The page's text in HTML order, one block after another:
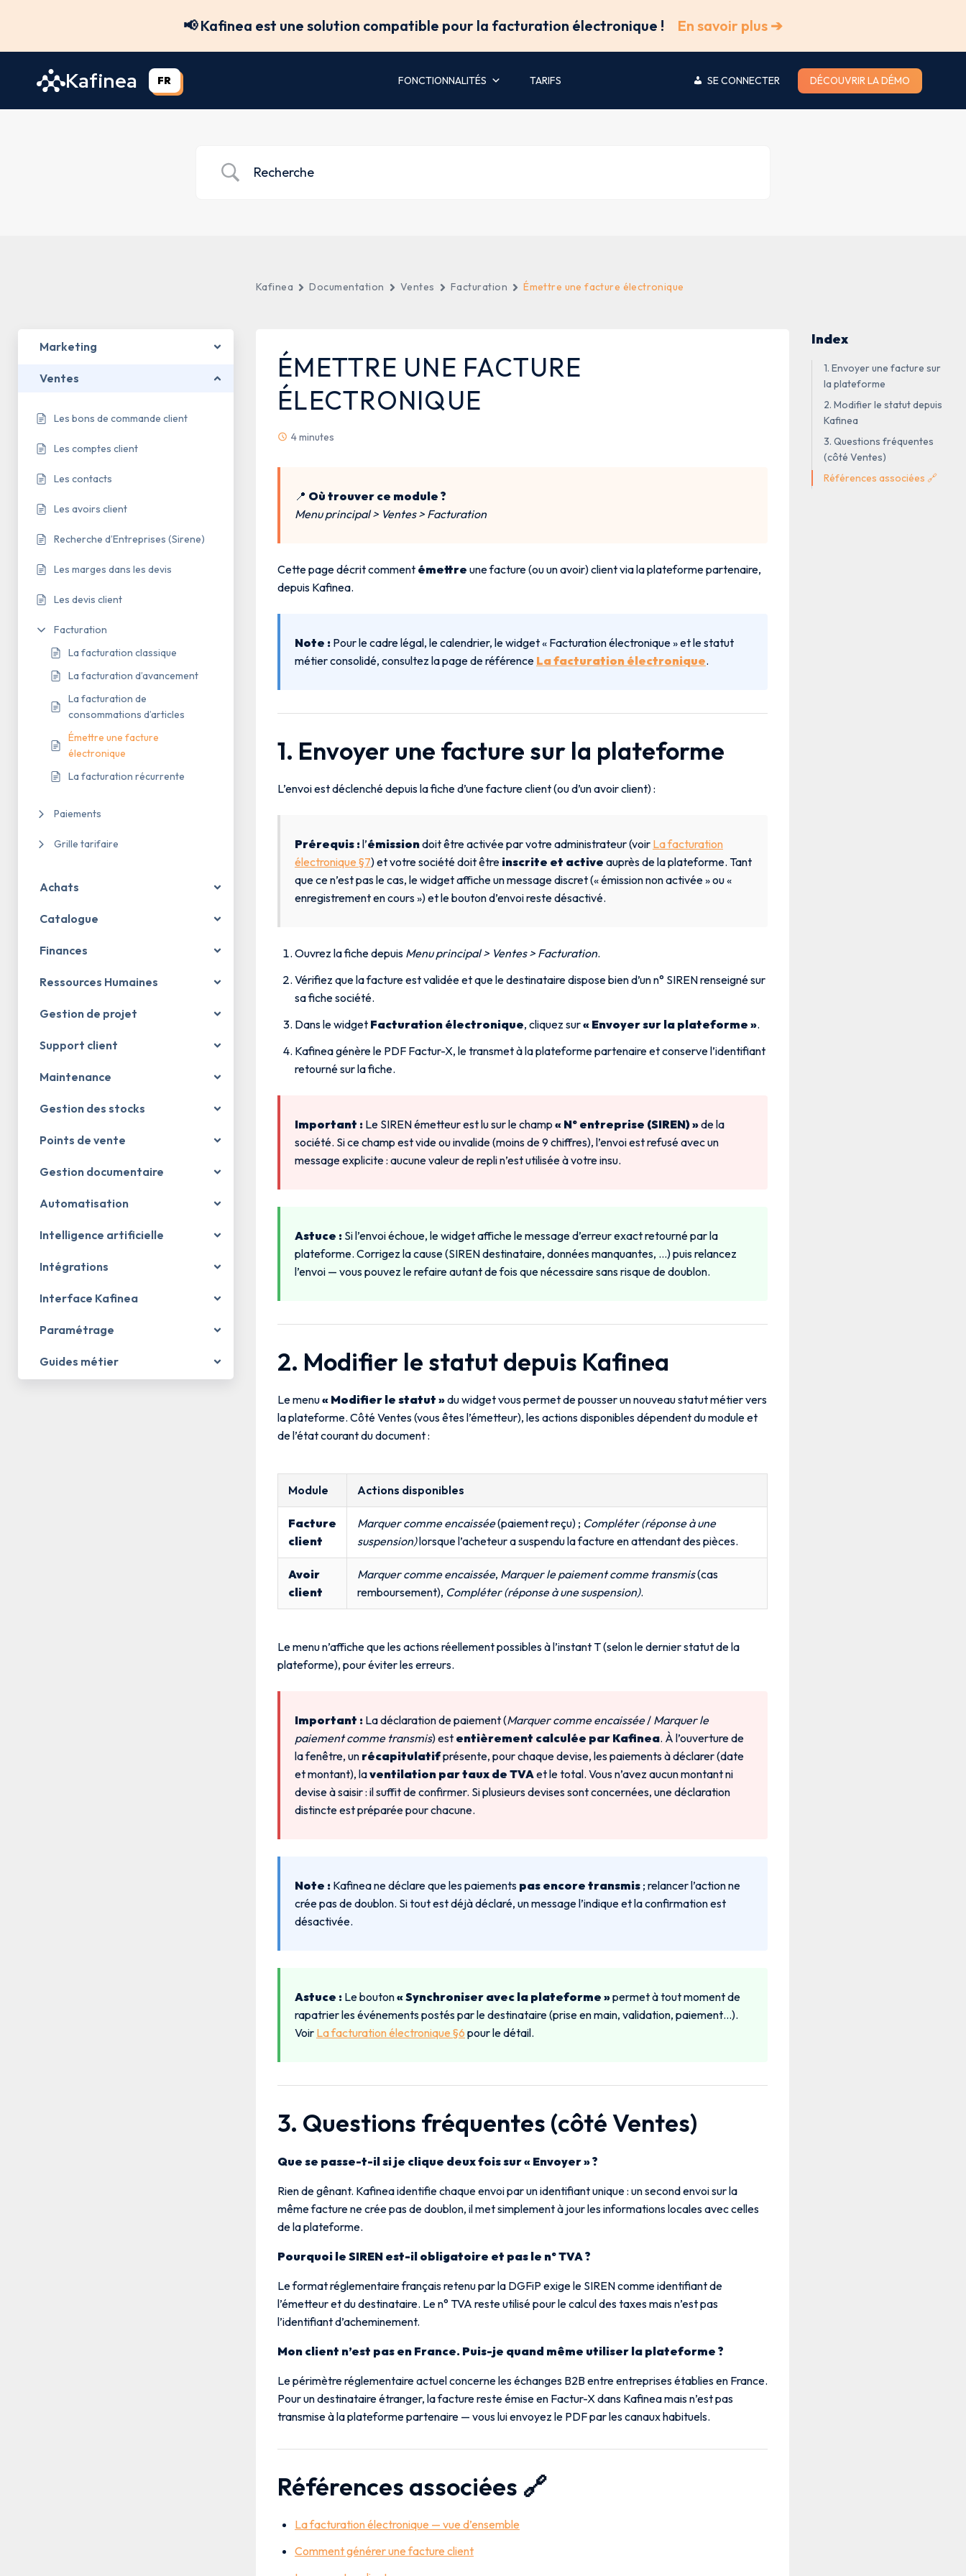
📢 Kafinea est une solution compatible pour la facturation électronique ! En savoir plus ➔
Kafinea FR FONCTIONNALITÉS TARIFS SE CONNECTER DÉCOUVRIR LA DÉMO
Marketing
Ventes
Les bons de commande client
Les comptes client
Les contacts
Les avoirs client
Recherche d’Entreprises (Sirene)
Les marges dans les devis
Les devis client
Facturation
La facturation classique
La facturation d’avancement
La facturation de
consommations d’articles
Émettre une facture
électronique
La facturation récurrente
Paiements
Grille tarifaire
Achats
Catalogue
Finances
Ressources Humaines
Gestion de projet
Support client
Maintenance
Gestion des stocks
Points de vente
Gestion documentaire
Automatisation
Intelligence artificielle
Intégrations
Interface Kafinea
Paramétrage
Guides métier
Kafinea Documentation Ventes Facturation Émettre une facture électronique
ÉMETTRE UNE FACTURE
ÉLECTRONIQUE
4 minutes
📍 Où trouver ce module ?
Menu principal > Ventes > Facturation
Cette page décrit comment émettre une facture (ou un avoir) client via la plateforme partenaire,
depuis Kafinea.
Note :Pour le cadre légal, le calendrier, le widget « Facturation électronique » et le statut
métier consolidé, consultez la page de référence La facturation électronique.
1. Envoyer une facture sur la plateforme
L’envoi est déclenché depuis la fiche d’une facture client (ou d’un avoir client) :
Prérequis :l’émissiondoit être activée par votre administrateur (voir La facturation
électronique §7) et votre société doit être inscrite et active auprès de la plateforme. Tant
que ce n’est pas le cas, le widget affiche un message discret (« émission non activée » ou «
enregistrement en cours ») et le bouton d’envoi reste désactivé.
Ouvrez la fiche depuis Menu principal > Ventes > Facturation.
Vérifiez que la facture est validée et que le destinataire dispose bien d’un n° SIREN renseigné sur
sa fiche société.
Dans le widget Facturation électronique, cliquez sur« Envoyer sur la plateforme ».
Kafinea génère le PDF Factur-X, le transmet à la plateforme partenaire et conserve l’identifiant
retourné sur la fiche.
Important :Le SIREN émetteur est lu sur le champ « N° entreprise (SIREN) »de la
société. Si ce champ est vide ou invalide (moins de 9 chiffres), l’envoi est refusé avec un
message explicite : aucune valeur de repli n’est utilisée à votre insu.
Astuce :Si l’envoi échoue, le widget affiche le message d’erreur exact retourné par la
plateforme. Corrigez la cause (SIREN destinataire, données manquantes, …) puis relancez
l’envoi — vous pouvez le refaire autant de fois que nécessaire sans risque de doublon.
2. Modifier le statut depuis Kafinea
Le menu« Modifier le statut »du widget vous permet de pousser un nouveau statut métier vers
la plateforme. Côté Ventes (vous êtes l’émetteur), les actions disponibles dépendent du module et
de l’état courant du document :
Module Actions disponibles
Facture
client
Marquer comme encaissée(paiement reçu) ; Compléter (réponse à une
suspension)lorsque l’acheteur a suspendu la facture en attendant des pièces.
Avoir
client
Marquer comme encaissée, Marquer le paiement comme transmis(cas
remboursement), Compléter (réponse à une suspension).
Le menu n’affiche que les actions réellement possibles à l’instant T (selon le dernier statut de la
plateforme), pour éviter les erreurs.
Important :La déclaration de paiement (Marquer comme encaissée/ Marquer le
paiement comme transmis) est entièrement calculée par Kafinea. À l’ouverture de
la fenêtre, un récapitulatifprésente, pour chaque devise, les paiements à déclarer (date
et montant), laventilation par taux de TVAet le total. Vous n’avez aucun montant ni
devise à saisir : il suffit de confirmer. Si plusieurs devises sont concernées, une déclaration
distincte est préparée pour chacune.
Note :Kafinea ne déclare que les paiements pas encore transmis; relancer l’action ne
crée pas de doublon. Si tout est déjà déclaré, un message l’indique et la confirmation est
désactivée.
Astuce :Le bouton« Synchroniser avec la plateforme »permet à tout moment de
rapatrier les événements postés par le destinataire (prise en main, validation, paiement…).
Voir La facturation électronique §6 pour le détail.
3. Questions fréquentes (côté Ventes)
Que se passe-t-il si je clique deux fois sur « Envoyer » ?
Rien de gênant. Kafinea identifie chaque envoi par un identifiant unique : un second envoi sur la
même facture ne crée pas de doublon, il met simplement à jour les informations locales avec celles
de la plateforme.
Pourquoi le SIREN est-il obligatoire et pas le n° TVA ?
Le format réglementaire français retenu par la DGFiP exige le SIREN comme identifiant de
l’émetteur et du destinataire. Le n° TVA reste utilisé pour le calcul des taxes mais n’est pas
l’identifiant d’acheminement.
Mon client n’est pas en France. Puis-je quand même utiliser la plateforme ?
Le périmètre réglementaire actuel concerne les échanges B2B entre entreprises établies en France.
Pour un destinataire étranger, la facture reste émise en Factur-X dans Kafinea mais n’est pas
transmise à la plateforme partenaire — vous lui envoyez le PDF par les canaux habituels.
Références associées 🔗
La facturation électronique — vue d’ensemble
Comment générer une facture client
Index
1. Envoyer une facture sur
la plateforme
2. Modifier le statut depuis
Kafinea
3. Questions fréquentes
(côté Ventes)
Références associées 🔗